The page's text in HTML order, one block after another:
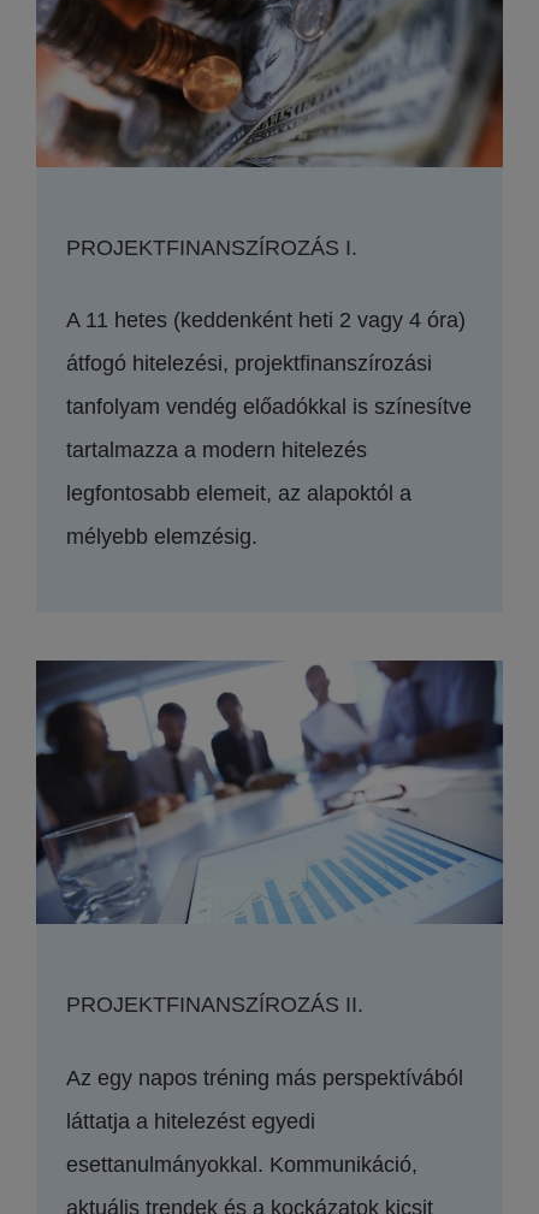
PROJEKTFINANSZÍROZÁS I.
A 11 hetes (keddenként heti 2 vagy 4 óra)
átfogó hitelezési, projektfinanszírozási
tanfolyam vendég előadókkal is színesítve
tartalmazza a modern hitelezés
legfontosabb elemeit, az alapoktól a
mélyebb elemzésig.
PROJEKTFINANSZÍROZÁS II.
Az egy napos tréning más perspektívából
láttatja a hitelezést egyedi
esettanulmányokkal. Kommunikáció,
aktuális trendek és a kockázatok kicsit